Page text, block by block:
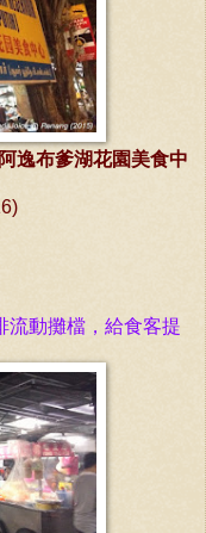
逸布爹湖花園美食中
流動攤檔，給食客提